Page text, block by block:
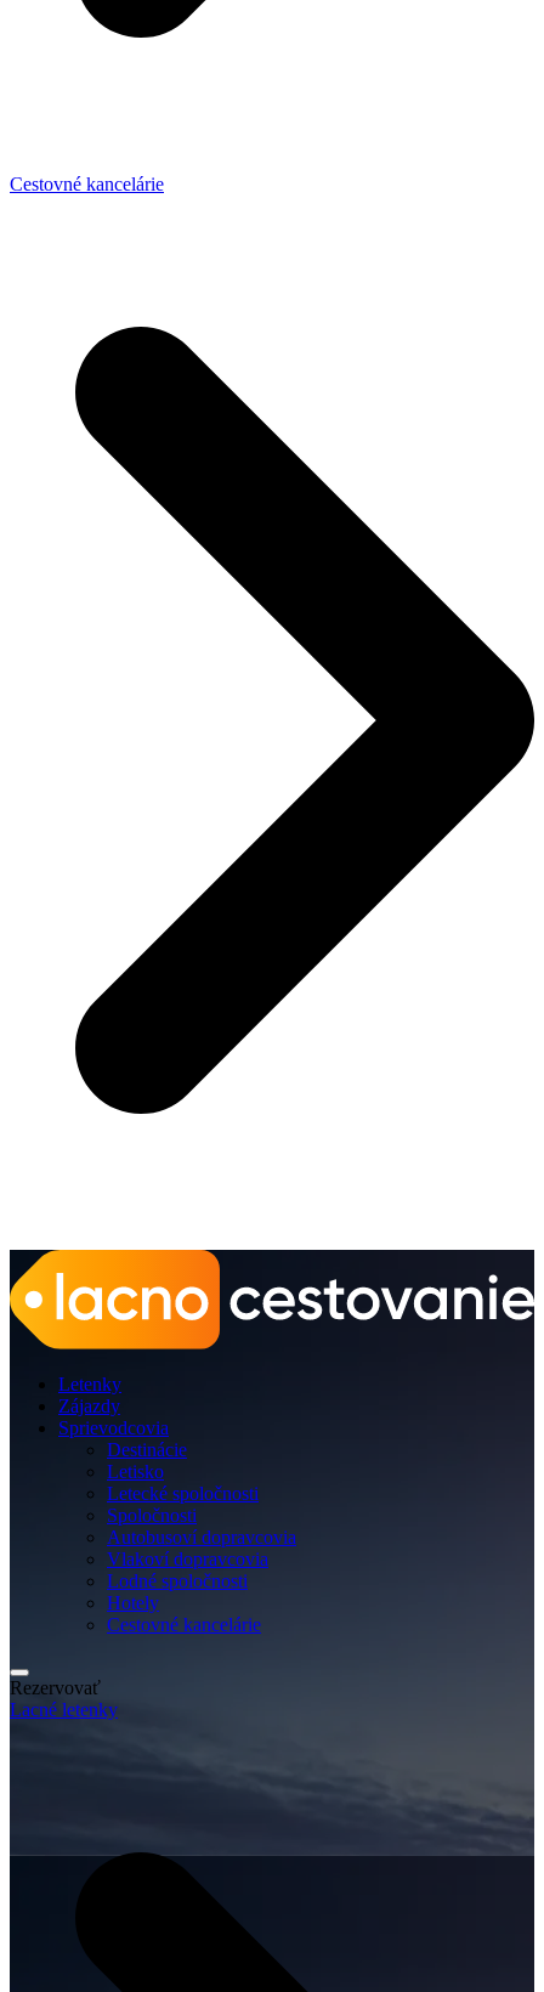
Cestovné kancelárie
Letenky
Zájazdy
Sprievodcovia
Destinácie
Letisko
Letecké spoločnosti
Spoločnosti
Autobusoví dopravcovia
Vlakoví dopravcovia
Lodné spoločnosti
Hotely
Cestovné kancelárie
Rezervovať
Lacné letenky